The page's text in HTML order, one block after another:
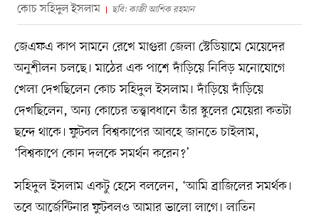
কোচ সহিদুল ইসলাম ছবি: কাজী আশিক রহমান
জেএফএ কাপ সামনে রেখে মাগুরা জেলা স্টেডিয়ামে মেয়েদের
অনুশীলন চলছে। মাঠের এক পাশে দাঁড়িয়ে নিবিড় মনোযোগে
খেলা দেখছিলেন কোচ সহিদুল ইসলাম। দাঁড়িয়ে দাঁড়িয়ে
দেখছিলেন, অন্য কোচের তত্ত্বাবধানে তাঁর স্কুলের মেয়েরা কতটা
ছন্দে থাকে। ফুটবল বিশ্বকাপের আবহে জানতে চাইলাম,
‘বিশ্বকাপে কোন দলকে সমর্থন করেন?’
সহিদুল ইসলাম একটু হেসে বললেন, ‘আমি ব্রাজিলের সমর্থক।
তবে আর্জেন্টিনার ফুটবলও আমার ভালো লাগে। লাতিন